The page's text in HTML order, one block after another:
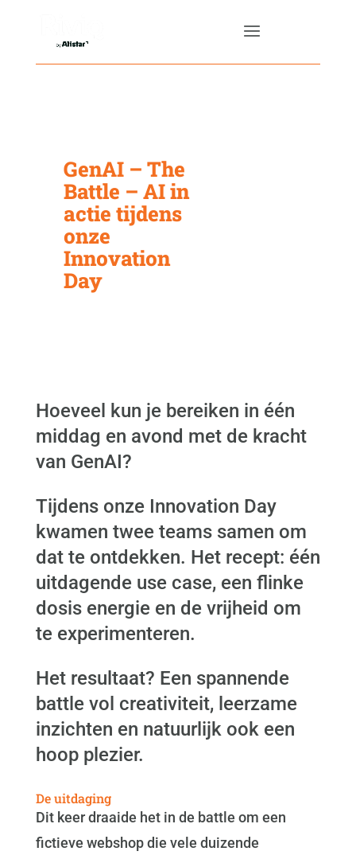
GenAI – The
Battle – AI in
actie tijdens
onze
Innovation
Day
Hoeveel kun je bereiken in één
middag en avond met de kracht
van GenAI?
Tijdens onze Innovation Day
kwamen twee teams samen om
dat te ontdekken. Het recept: één
uitdagende use case, een flinke
dosis energie en de vrijheid om
te experimenteren.
Het resultaat? Een spannende
battle vol creativiteit, leerzame
inzichten en natuurlijk ook een
hoop plezier.
De uitdaging
Dit keer draaide het in de battle om een
fictieve webshop die vele duizende